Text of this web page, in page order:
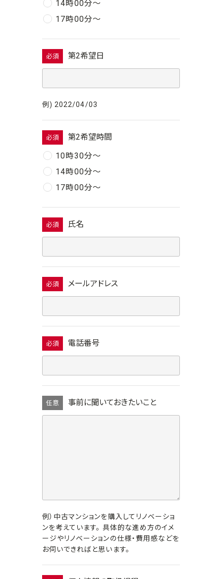
14時00分〜
17時00分〜
必須 第2希望日
例) 2022/04/03
必須
第2希望時間
10時30分〜
14時00分〜
17時00分〜
必須 氏名
必須 メールアドレス
必須 電話番号
任意 事前に聞いておきたいこと
例）中古マンションを購入してリノベーショ
ンを考えています。 具体的な進め方のイメ
ージやリノベーションの仕様・費用感などを
お伺いできればと思います。